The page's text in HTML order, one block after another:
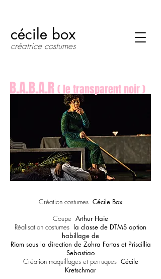
cécile box
créatrice costumes
B.A.B.A.R ( le transparent noir )
Création costumes Cécile Box
Coupe Arthur Haie
Réalisation costumes la classe de DTMS option
habillage de
Riom sous la direction de Zohra Fortas et Priscillia
Sebastiao
Création maquillages et perruques Cécile
Kretschmar